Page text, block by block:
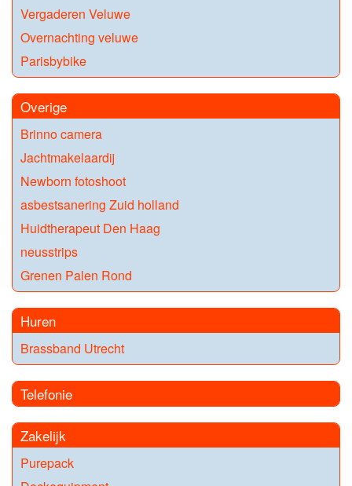
Vergaderen Veluwe
Overnachting veluwe
Parisbybike
Overige
Brinno camera
Jachtmakelaardij
Newborn fotoshoot
asbestsanering Zuid holland
Huidtherapeut Den Haag
neusstrips
Grenen Palen Rond
Huren
Brassband Utrecht
Telefonie
Zakelijk
Purepack